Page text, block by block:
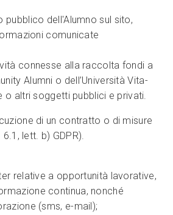
pubblico dell'Alumno sul sito,
comunicate
connesse alla raccolta fondi a
Alumni o dell’Università Vita-
o altri soggetti pubblici e privati.
di un contratto o di misure
lett. b) GDPR).
relative a opportunità lavorative,
continua, nonché
(sms, e-mail);